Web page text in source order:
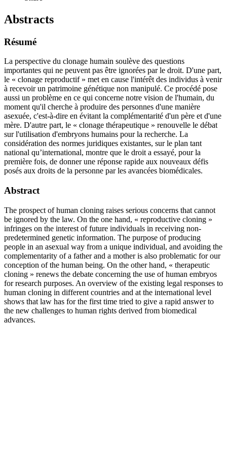
Abstracts
Résumé
La perspective du clonage humain soulève des questions
importantes qui ne peuvent pas être ignorées par le droit. D'une part,
le « clonage reproductif » met en cause l'intérêt des individus à venir
à recevoir un patrimoine génétique non manipulé. Ce procédé pose
aussi un problème en ce qui concerne notre vision de l'humain, du
moment qu'il cherche à produire des personnes d'une manière
asexuée, c'est-à-dire en évitant la complémentarité d'un père et d'une
mère. D'autre part, le « clonage thérapeutique » renouvelle le débat
sur l'utilisation d'embryons humains pour la recherche. La
considération des normes juridiques existantes, sur le plan tant
national qu’international, montre que le droit a essayé, pour la
première fois, de donner une réponse rapide aux nouveaux défis
posés aux droits de la personne par les avancées biomédicales.
Abstract
The prospect of human cloning raises serious concerns that cannot
be ignored by the law. On the one hand, « reproductive cloning »
infringes on the interest of future individuals in receiving non-
predetermined genetic information. The purpose of producing
people in an asexual way from a unique individual, and avoiding the
complementarity of a father and a mother is also problematic for our
conception of the human being. On the other hand, « therapeutic
cloning » renews the debate concerning the use of human embryos
for research purposes. An overview of the existing legal responses to
human cloning in different countries and at the international level
shows that law has for the first time tried to give a rapid answer to
the new challenges to human rights derived from biomedical
advances.